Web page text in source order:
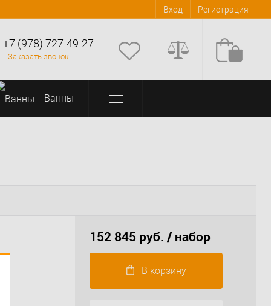
Вход Регистрация
+7 (978) 727-49-27
Заказать звонок
Bанны
152 845 руб. / набор
В корзину